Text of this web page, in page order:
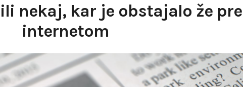
nekaj, kar je obstajalo že
internetom